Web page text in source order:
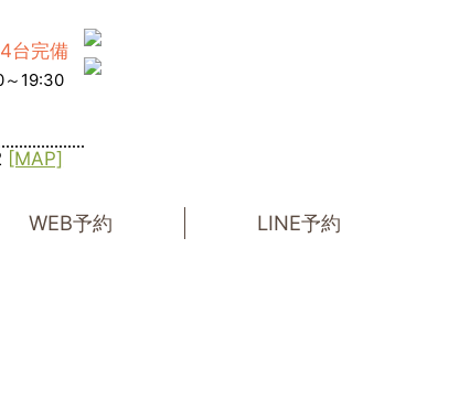
台完備
～19:30
[MAP]
WEB予約 LINE予約